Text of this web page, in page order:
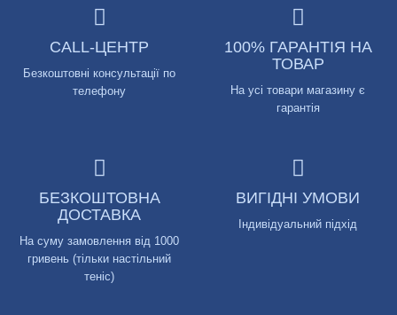
CALL-ЦЕНТР
Безкоштовні консультації по
телефону
100% ГАРАНТІЯ НА
ТОВАР
На усі товари магазину є
гарантія
БЕЗКОШТОВНА
ДОСТАВКА
На суму замовлення від 1000
гривень (тільки настільний
теніс)
ВИГІДНІ УМОВИ
Індивідуальний підхід